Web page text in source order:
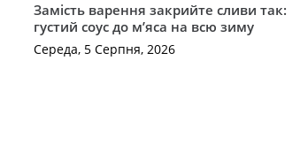
Замість варення закрийте сливи так:
густий соус до м’яса на всю зиму
Середа, 5 Серпня, 2026